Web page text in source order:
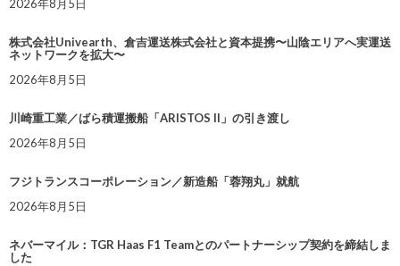
2026年8月5日
株式会社Univearth、倉吉運送株式会社と資本提携〜山陰エリアへ実運送
ネットワークを拡大〜
2026年8月5日
川崎重工業／ばら積運搬船「ARISTOS II」の引き渡し
2026年8月5日
フジトランスコーポレーション／新造船「蓉翔丸」就航
2026年8月5日
ネバーマイル：TGR Haas F1 Teamとのパートナーシップ契約を締結しま
した